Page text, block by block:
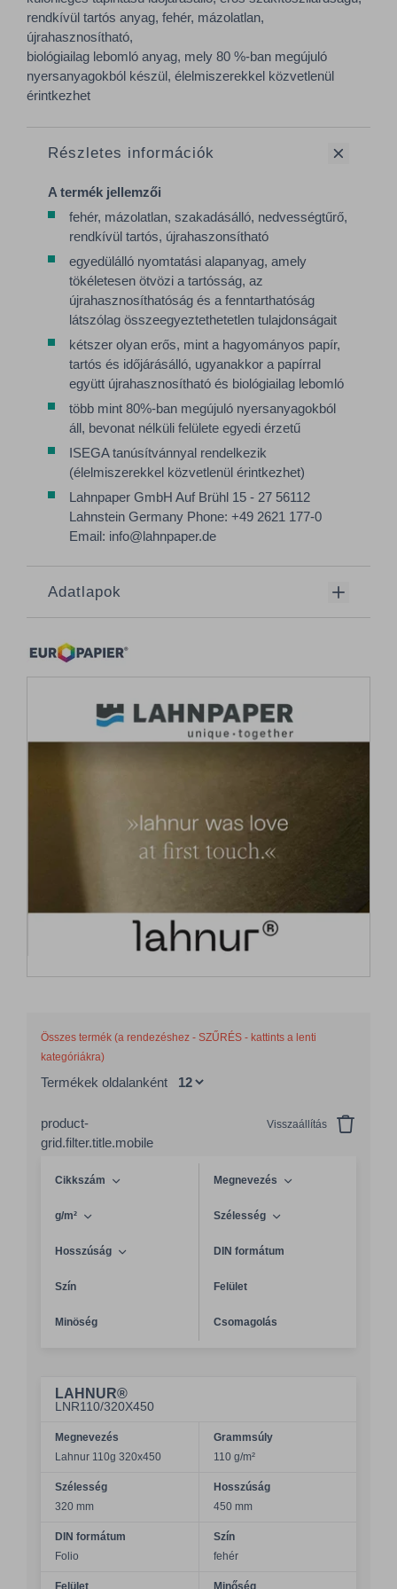
rendkívül tartós anyag, fehér, mázolatlan,
újrahasznosítható,
biológiailag lebomló anyag, mely 80 %-ban megújuló
nyersanyagokból készül, élelmiszerekkel közvetlenül
érintkezhet
Részletes információk
A termék jellemzői
fehér, mázolatlan, szakadásálló, nedvességtűrő,
rendkívül tartós, újrahaszonsítható
egyedülálló nyomtatási alapanyag, amely
tökéletesen ötvözi a tartósság, az
újrahasznosíthatóság és a fenntarthatóság
látszólag összeegyeztethetetlen tulajdonságait
kétszer olyan erős, mint a hagyományos papír,
tartós és időjárásálló, ugyanakkor a papírral
együtt újrahasznosítható és biológiailag lebomló
több mint 80%-ban megújuló nyersanyagokból
áll, bevonat nélküli felülete egyedi érzetű
ISEGA tanúsítvánnyal rendelkezik
(élelmiszerekkel közvetlenül érintkezhet)
Lahnpaper GmbH Auf Brühl 15 - 27 56112
Lahnstein Germany Phone: +49 2621 177-0
Email: info@lahnpaper.de
Adatlapok
Összes termék (a rendezéshez - SZŰRÉS - kattints a lenti
kategóriákra)
Termékek oldalanként
product-
grid.filter.title.mobile
Visszaállítás
Cikkszám Megnevezés
g/m² Szélesség
Hosszúság DIN formátum
Szín Felület
Minöség Csomagolás
LAHNUR®
LNR110/320X450
Megnevezés
Lahnur 110g 320x450
Grammsúly
110 g/m²
Szélesség
320 mm
Hosszúság
450 mm
DIN formátum
Folio
Szín
fehér
Felület Minőség